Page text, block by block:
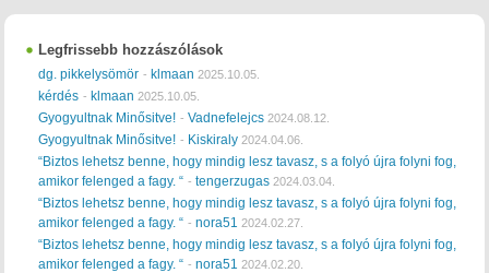
Legfrissebb hozzászólások
dg. pikkelysömör - klmaan 2025.10.05.
kérdés - klmaan 2025.10.05.
Gyogyultnak Minősitve! -Vadnefelejcs 2024.08.12.
Gyogyultnak Minősitve! - Kiskiraly 2024.04.06.
“Biztos lehetsz benne, hogy mindig lesz tavasz, s a folyó újra folyni fog,
amikor felenged a fagy. “ -tengerzugas 2024.03.04.
“Biztos lehetsz benne, hogy mindig lesz tavasz, s a folyó újra folyni fog,
amikor felenged a fagy. “ -nora51 2024.02.27.
“Biztos lehetsz benne, hogy mindig lesz tavasz, s a folyó újra folyni fog,
amikor felenged a fagy. “ -nora51 2024.02.20.